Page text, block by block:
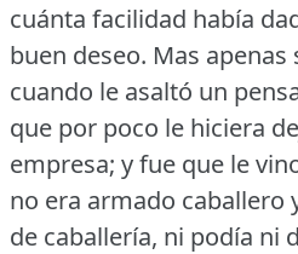
cuánta facilidad había
buen deseo. Mas apenas
cuando le asaltó un
que por poco le hiciera
empresa; y fue que le
no era armado caballero
de caballería, ni podía ni